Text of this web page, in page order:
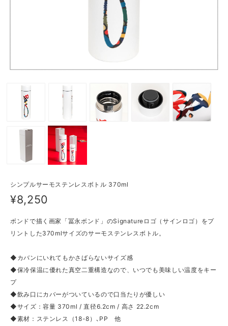
シンプルサーモステンレスボトル 370ml
¥8,250
ボンドで描く画家「冨永ボンド」のSignatureロゴ（サインロゴ）をプ
リントした370mlサイズのサーモステンレスボトル。
◆カバンにいれてもかさばらないサイズ感
◆保冷保温に優れた真空二重構造なので、いつでも美味しい温度をキー
プ
◆飲み口にカバーがついているので口当たりが優しい
◆サイズ：容量 370ml / 直径6.2cm / 高さ 22.2cm
◆素材：ステンレス（18-8）､PP 他